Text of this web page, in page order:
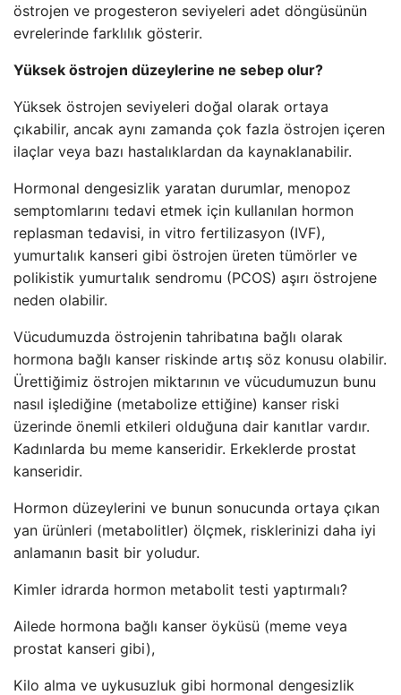
östrojen ve progesteron seviyeleri adet döngüsünün
evrelerinde farklılık gösterir.
Yüksek östrojen düzeylerine ne sebep olur?
Yüksek östrojen seviyeleri doğal olarak ortaya
çıkabilir, ancak aynı zamanda çok fazla östrojen içeren
ilaçlar veya bazı hastalıklardan da kaynaklanabilir.
Hormonal dengesizlik yaratan durumlar, menopoz
semptomlarını tedavi etmek için kullanılan hormon
replasman tedavisi, in vitro fertilizasyon (IVF),
yumurtalık kanseri gibi östrojen üreten tümörler ve
polikistik yumurtalık sendromu (PCOS) aşırı östrojene
neden olabilir.
Vücudumuzda östrojenin tahribatına bağlı olarak
hormona bağlı kanser riskinde artış söz konusu olabilir.
Ürettiğimiz östrojen miktarının ve vücudumuzun bunu
nasıl işlediğine (metabolize ettiğine) kanser riski
üzerinde önemli etkileri olduğuna dair kanıtlar vardır.
Kadınlarda bu meme kanseridir. Erkeklerde prostat
kanseridir.
Hormon düzeylerini ve bunun sonucunda ortaya çıkan
yan ürünleri (metabolitler) ölçmek, risklerinizi daha iyi
anlamanın basit bir yoludur.
Kimler idrarda hormon metabolit testi yaptırmalı?
Ailede hormona bağlı kanser öyküsü (meme veya
prostat kanseri gibi),
Kilo alma ve uykusuzluk gibi hormonal dengesizlik